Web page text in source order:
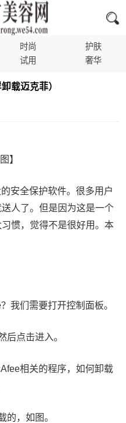
时尚
护肤
试用 奢华
载迈克菲）
】
安全保护软件。很多用户
人了。但是因为这是一个
惯，觉得不是很好用。本
我们需要打开控制面板。
后点击进入。
相关的程序，如何卸载
的，如图。